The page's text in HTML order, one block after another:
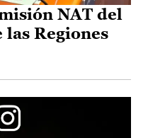
NAT del
las Regiones